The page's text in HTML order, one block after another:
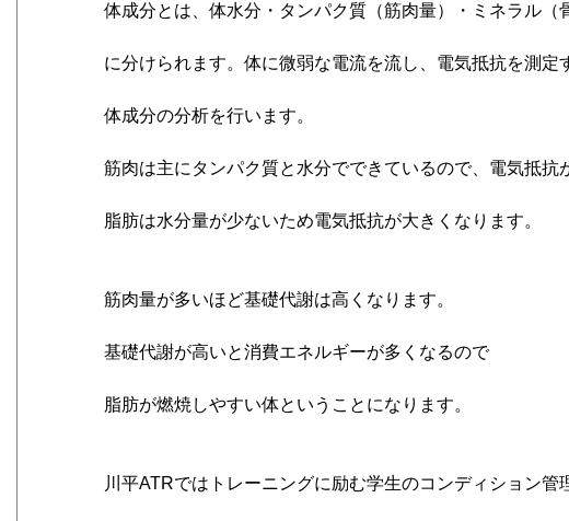
体成分とは、体水分・タンパク質（筋肉量）・ミネラル（
に分けられます。体に微弱な電流を流し、電気抵抗を測定
体成分の分析を行います。
筋肉は主にタンパク質と水分でできているので、電気抵抗
脂肪は水分量が少ないため電気抵抗が大きくなります。
筋肉量が多いほど基礎代謝は高くなります。
基礎代謝が高いと消費エネルギーが多くなるので
脂肪が燃焼しやすい体ということになります。
川平ATRではトレーニングに励む学生のコンディション管